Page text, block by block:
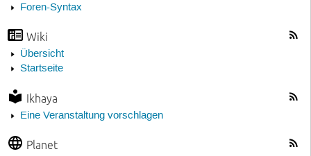
Foren-Syntax
Wiki
Übersicht
Startseite
Ikhaya
Eine Veranstaltung vorschlagen
Planet